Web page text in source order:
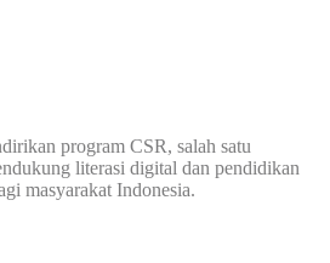
program CSR, salah satu
literasi digital dan pendidikan
masyarakat Indonesia.